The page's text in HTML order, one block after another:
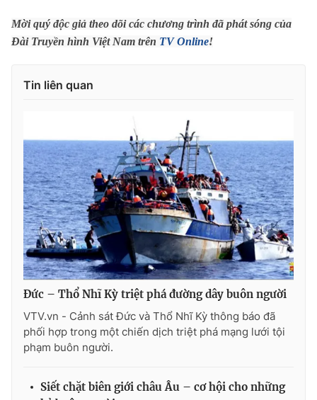
Tư vấn
Chuyên mục khác
Video Shorts video
VTV Money VTV Thể thao
VTV Sức khoẻ Bất động sản
Thị trường 24h Tấm lòng Việt
VTV4 Vươn mình bằng AI
VTV9
Liên hệ tòa soạn English
Mời quý độc giả theo dõi các chương trình đã phát sóng của
Đài Truyền hình Việt Nam trên TV Online!
Tin liên quan
Đức – Thổ Nhĩ Kỳ triệt phá đường dây buôn người
VTV.vn - Cảnh sát Đức và Thổ Nhĩ Kỳ thông báo đã
phối hợp trong một chiến dịch triệt phá mạng lưới tội
phạm buôn người.
Siết chặt biên giới châu Âu – cơ hội cho những